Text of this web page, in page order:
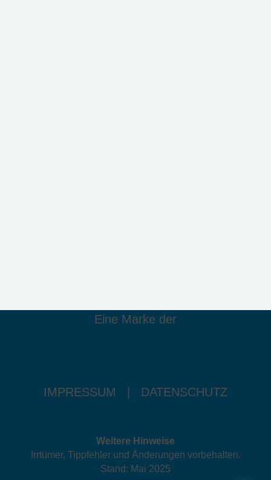
Eine Marke der
IMPRESSUM DATENSCHUTZ
Weitere Hinweise
Irrtümer, Tippfehler und Änderungen vorbehalten.
Stand: Mai 2025